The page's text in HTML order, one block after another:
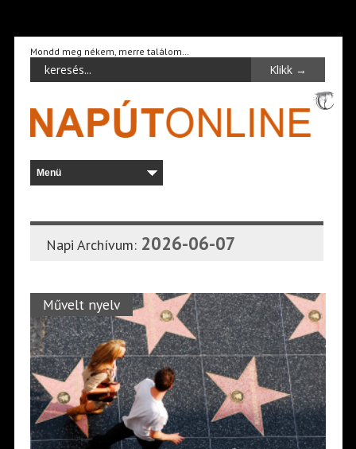
Mondd meg nékem, merre találom…
Napi Archívum: 2026-06-07
Művelt nyelv